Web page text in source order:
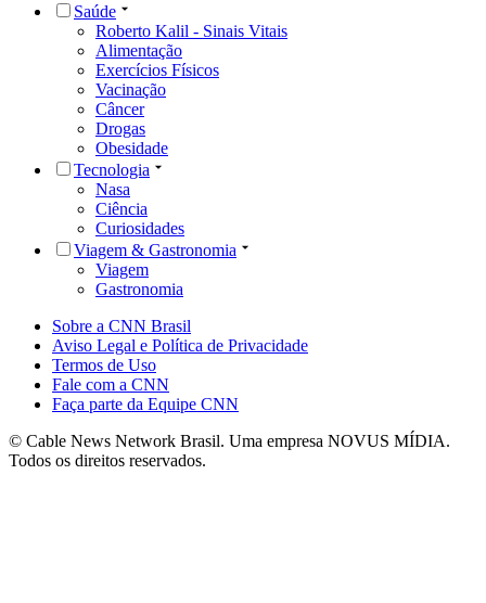
Saúde
Roberto Kalil - Sinais Vitais
Alimentação
Exercícios Físicos
Vacinação
Câncer
Drogas
Obesidade
Tecnologia
Nasa
Ciência
Curiosidades
Viagem & Gastronomia
Viagem
Gastronomia
Sobre a CNN Brasil
Aviso Legal e Política de Privacidade
Termos de Uso
Fale com a CNN
Faça parte da Equipe CNN
© Cable News Network Brasil. Uma empresa NOVUS MÍDIA.
Todos os direitos reservados.